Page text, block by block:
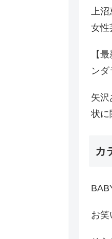
上
女性
【
ン
矢沢
状に
カ
お笑